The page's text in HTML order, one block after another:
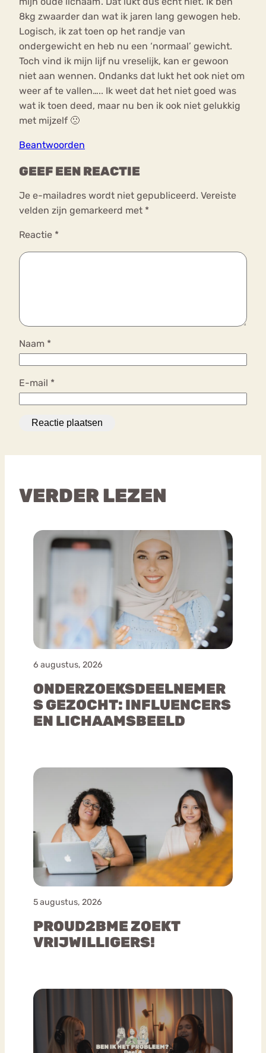
8kg zwaarder dan wat ik jaren lang gewogen heb.
Logisch, ik zat toen op het randje van
ondergewicht en heb nu een ‘normaal’ gewicht.
Toch vind ik mijn lijf nu vreselijk, kan er gewoon
niet aan wennen. Ondanks dat lukt het ook niet om
weer af te vallen….. Ik weet dat het niet goed was
wat ik toen deed, maar nu ben ik ook niet gelukkig
met mijzelf 🙁
Beantwoorden
GEEF EEN REACTIE
Je e-mailadres wordt niet gepubliceerd. Vereiste
velden zijn gemarkeerd met *
Reactie *
Naam *
E-mail *
VERDER LEZEN
6 augustus, 2026
ONDERZOEKSDEELNEMER
S GEZOCHT: INFLUENCERS
EN LICHAAMSBEELD
5 augustus, 2026
PROUD2BME ZOEKT
VRIJWILLIGERS!